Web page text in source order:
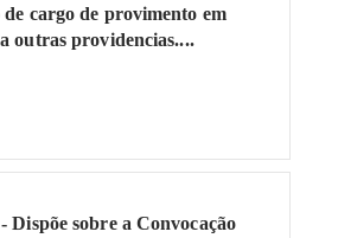
cargo de provimento em
outras providencias....
Dispõe sobre a Convocação